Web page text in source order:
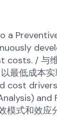
/ 与
最低成本实
cost
and
模式和效